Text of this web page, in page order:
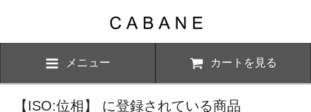
メニュー カートを見る
【ISO:位相】 に登録されている商品